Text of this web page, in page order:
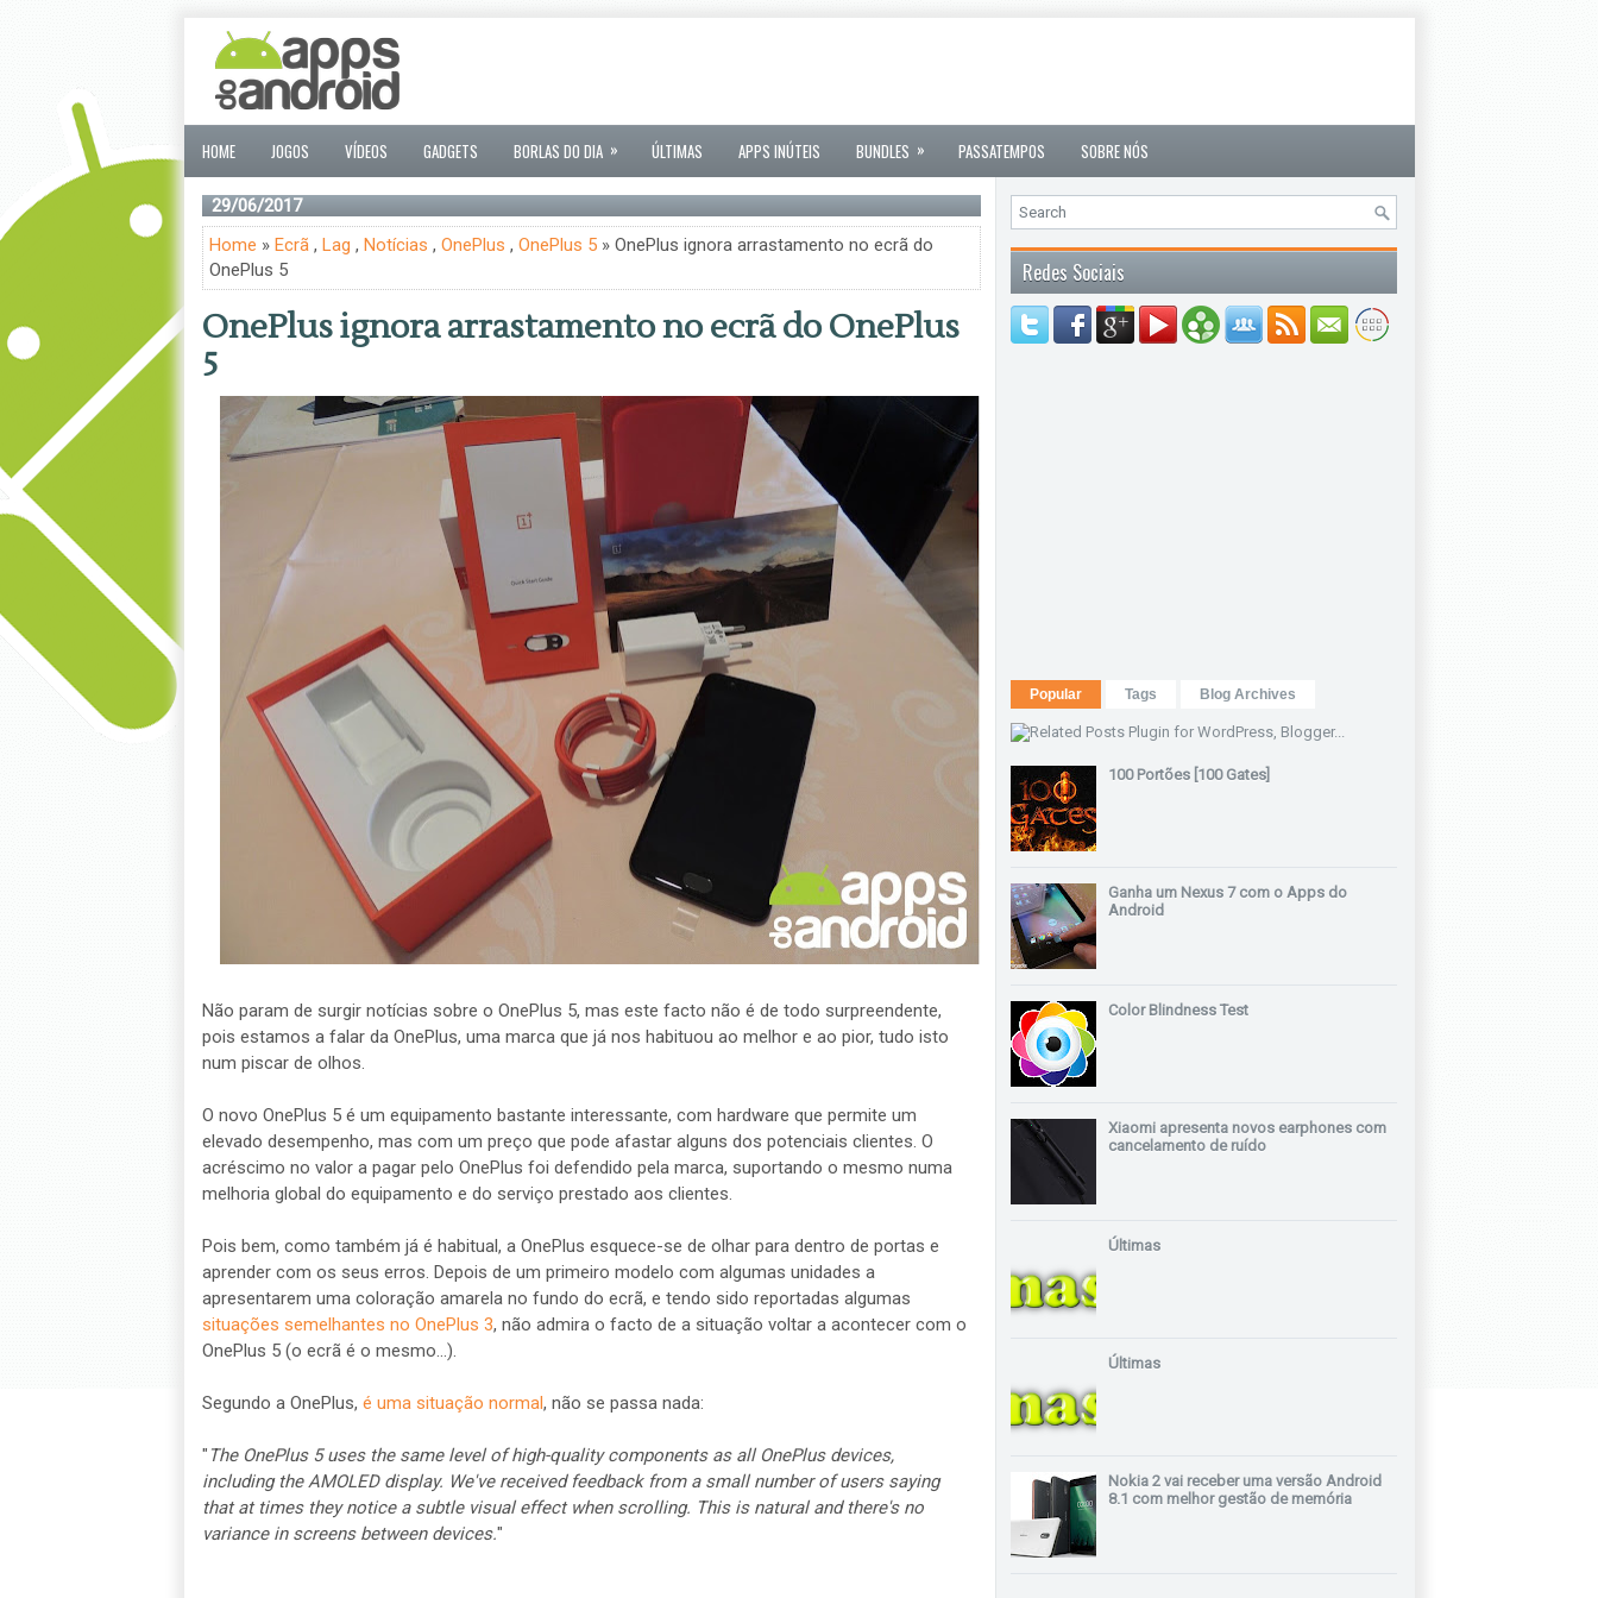
HOME JOGOS VÍDEOS GADGETS BORLAS DO DIA » ÚLTIMAS APPS INÚTEIS BUNDLES » PASSATEMPOS SOBRE NÓS
29/06/2017
Home » Ecrã, Lag , Notícias , OnePlus , OnePlus 5» OnePlus ignora arrastamento no ecrã do
OnePlus 5
OnePlus ignora arrastamento no ecrã do OnePlus
5
Não param de surgir notícias sobre o OnePlus 5, mas este facto não é de todo surpreendente,
pois estamos a falar da OnePlus, uma marca que já nos habituou ao melhor e ao pior, tudo isto
num piscar de olhos.
O novo OnePlus 5 é um equipamento bastante interessante, com hardware que permite um
elevado desempenho, mas com um preço que pode afastar alguns dos potenciais clientes. O
acréscimo no valor a pagar pelo OnePlus foi defendido pela marca, suportando o mesmo numa
melhoria global do equipamento e do serviço prestado aos clientes.
Pois bem, como também já é habitual, a OnePlus esquece-se de olhar para dentro de portas e
aprender com os seus erros. Depois de um primeiro modelo com algumas unidades a
apresentarem uma coloração amarela no fundo do ecrã, e tendo sido reportadas algumas
situações semelhantes no OnePlus 3, não admira o facto de a situação voltar a acontecer com o
OnePlus 5 (o ecrã é o mesmo...).
Segundo a OnePlus, é uma situação normal, não se passa nada:
" The OnePlus 5 uses the same level of high-quality components as all OnePlus devices,
including the AMOLED display. We've received feedback from a small number of users saying
that at times they notice a subtle visual effect when scrolling. This is natural and there's no
variance in screens between devices."
Redes Sociais
Popular Tags Blog Archives
100 Portões [100 Gates]
Ganha um Nexus 7 com o Apps do
Android
Color Blindness Test
Xiaomi apresenta novos earphones com
cancelamento de ruído
Últimas
Últimas
Nokia 2 vai receber uma versão Android
8.1 com melhor gestão de memória